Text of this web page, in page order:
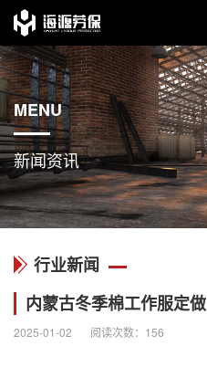
MENU
新闻资讯
行业新闻
内蒙古冬季棉工作服定做
2025-01-02 阅读次数： 156